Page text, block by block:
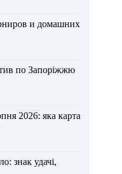
и домашних
по Запоріжжю
2026: яка карта
знак удачі,